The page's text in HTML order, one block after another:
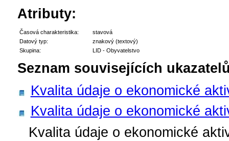
Atributy:
Časová charakteristika:
stavová
Datový typ:
znakový (textový)
Skupina:
LID - Obyvatelstvo
Seznam souvisejících
Kvalita údaje o ekonomické
Kvalita údaje o ekonomické
Kvalita údaje o ekonomické